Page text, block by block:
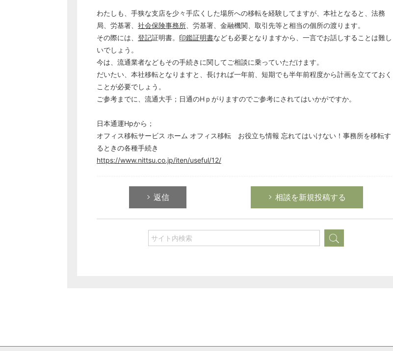
わたしも、手狭な支店を少々手広くした場所への移転を経験してますが、本社となると、法務
局、労基署、 社会保険事務所 、労基署、金融機関、取引先等と相当の個所の渡ります。
その際には、 登記証明書。 印鑑証明書なども必要となりますから、一言でお話しすることは難し
いでしょう。
今は、流通業者などもその手続きに関してご相談に乗っていただけます。
だいたい、本社移転となりますと、長ければ一年前、短期でも半年前程度から計画を立てておく
ことが必要でしょう。
ご参考までに、流通大手；日通のHｐがりますのでご参考にされてはいかがですか。
日本通運Hpから；
オフィス移転サービス ホーム オフィス移転 お役立ち情報 忘れてはいけない！事務所を移転す
るときの各種手続き
https://www.nittsu.co.jp/iten/useful/12/
返信 相談を新規投稿する